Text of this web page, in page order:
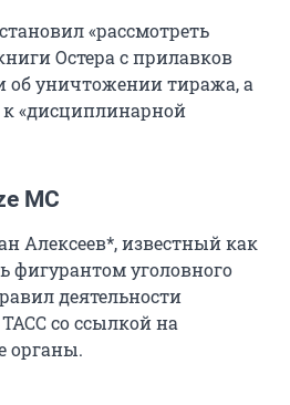
«рассмотреть
Остера с прилавков
об уничтожении тиража, а
«дисциплинарной
MC
Алексеев*, известный как
фигурантом уголовного
деятельности
со ссылкой на
органы.